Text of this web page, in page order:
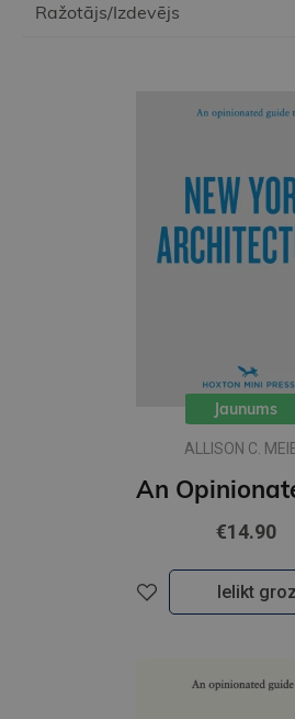
Ražotājs/Izdevējs
Jaunums
ALLISON C.
€14.90
Ielikt